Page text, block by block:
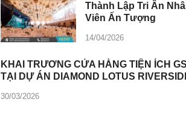
Thành Lập Tri Ân
Viên Ấn Tượng
14/04/2026
KHAI TRƯƠNG CỬA HÀNG TIỆN ÍCH
TẠI DỰ ÁN DIAMOND LOTUS
30/03/2026